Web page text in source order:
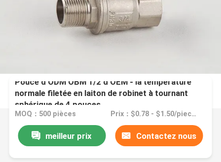
Pouce d'ODM OBM 1/2 d'OEM - la température
normale filetée en laiton de robinet à tournant
sphérique de 4 pouces
MOQ：500 pièces Prix：$0.78 - $1.50/pieces
meilleur prix Contactez nous